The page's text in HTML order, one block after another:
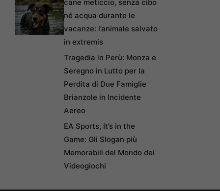
cane meticcio, senza cibo
né acqua durante le
vacanze: l’animale salvato
in extremis
Tragedia in Perù: Monza e
Seregno in Lutto per la
Perdita di Due Famiglie
Brianzole in Incidente
Aereo
EA Sports, It’s in the
Game: Gli Slogan più
Memorabili del Mondo dei
Videogiochi